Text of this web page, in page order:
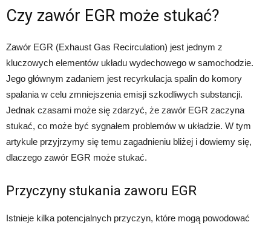
Czy zawór EGR może stukać?
Zawór EGR (Exhaust Gas Recirculation) jest jednym z
kluczowych elementów układu wydechowego w samochodzie.
Jego głównym zadaniem jest recyrkulacja spalin do komory
spalania w celu zmniejszenia emisji szkodliwych substancji.
Jednak czasami może się zdarzyć, że zawór EGR zaczyna
stukać, co może być sygnałem problemów w układzie. W tym
artykule przyjrzymy się temu zagadnieniu bliżej i dowiemy się,
dlaczego zawór EGR może stukać.
Przyczyny stukania zaworu EGR
Istnieje kilka potencjalnych przyczyn, które mogą powodować